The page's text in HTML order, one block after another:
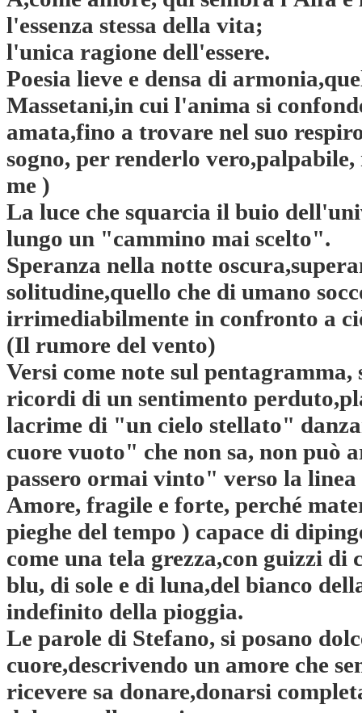
l'essenza stessa della vita;
l'unica ragione dell'essere.
Poesia lieve e densa di
Massetani,in cui l'anima si
amata,fino a trovare nel suo
sogno, per renderlo
me )
La luce che squarcia il buio
lungo un "cammino mai scelto".
Speranza nella notte
solitudine,quello che di umano
irrimediabilmente in confronto a
(Il rumore del vento)
Versi come note sul
ricordi di un sentimento
lacrime di "un cielo stellato"
cuore vuoto" che non sa, non può
passero ormai vinto" verso la
Amore, fragile e forte, perché
pieghe del tempo ) capace di
come una tela grezza,con guizzi
blu, di sole e di luna,del bianco
indefinito della pioggia.
Le parole di Stefano, si posano
cuore,descrivendo un amore che
ricevere sa donare,donarsi